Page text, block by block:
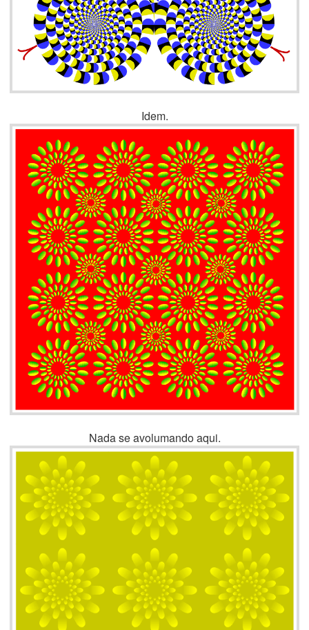
Idem.
Nada se avolumando aqui.